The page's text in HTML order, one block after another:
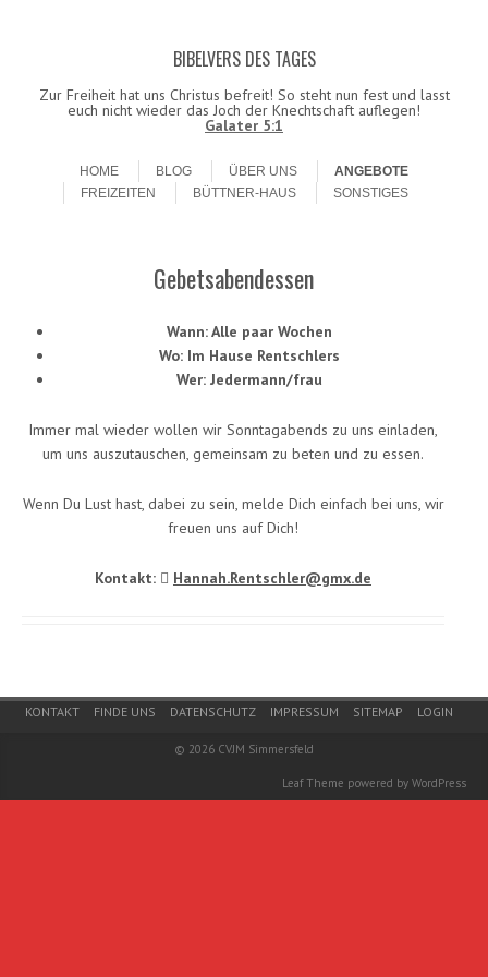
BIBELVERS DES TAGES
Zur Freiheit hat uns Christus befreit! So steht nun fest und lasst
euch nicht wieder das Joch der Knechtschaft auflegen!
Galater 5:1
HOME
BLOG ÜBER UNS
ANGEBOTE
FREIZEITEN
BÜTTNER-HAUS SONSTIGES
Gebetsabendessen
Wann: Alle paar Wochen
Wo: Im Hause Rentschlers
Wer: Jedermann/frau
Immer mal wieder wollen wir Sonntagabends zu uns einladen,
um uns auszutauschen, gemeinsam zu beten und zu essen.
Wenn Du Lust hast, dabei zu sein, melde Dich einfach bei uns, wir
freuen uns auf Dich!
Kontakt: Hannah.Rentschler@gmx.de
Footer Menu
KONTAKT FINDE UNS DATENSCHUTZ IMPRESSUM SITEMAP LOGIN
© 2026 CVJM Simmersfeld
Leaf Theme powered by WordPress
Datenschutzerklärung! Ok